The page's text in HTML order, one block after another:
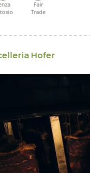
Fair
Trade
Hofer